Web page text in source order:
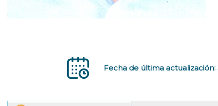
Fecha de última actualización: